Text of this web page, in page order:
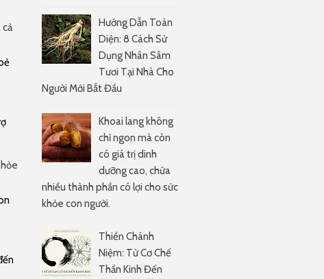
cả
Hướng Dẫn Toàn
Diện: 8 Cách Sử
Dụng Nhân Sâm
Tươi Tại Nhà Cho
Người Mới Bắt Đầu
Khoai lang không
chỉ ngon mà còn
có giá trị dinh
dưỡng cao, chứa
nhiều thành phần có lợi cho sức
khỏe con người.
Thiền Chánh
Niệm: Từ Cơ Chế
Thần Kinh Đến